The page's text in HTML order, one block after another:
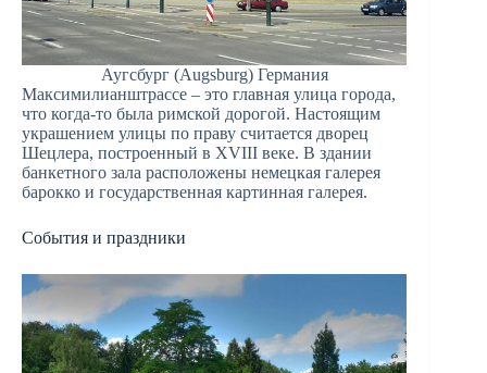
Аугсбург (Augsburg) Германия
Максимилианштрассе – это главная улица города,
что когда-то была римской дорогой. Настоящим
украшением улицы по праву считается дворец
Шецлера, построенный в XVIII веке. В здании
банкетного зала расположены немецкая галерея
барокко и государственная картинная галерея.
События и праздники